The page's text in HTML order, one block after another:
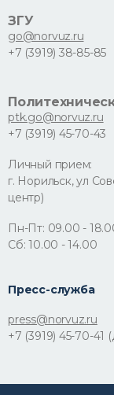
ЗГУ
go@norvuz.ru
+7 (3919) 38-85-85
ptk.go@norvuz.ru
+7 (3919) 45-70-43
Личный прием:
г. Норильск, ул
центр)
Пн-Пт: 09.00 -
Сб: 10.00 - 14.00
Пресс-служба
press@norvuz.ru
+7 (3919) 45-70-41